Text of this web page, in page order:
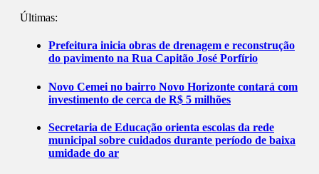
Últimas:
Prefeitura inicia obras de drenagem e reconstrução
do pavimento na Rua Capitão José Porfírio
Novo Cemei no bairro Novo Horizonte contará com
investimento de cerca de R$ 5 milhões
Secretaria de Educação orienta escolas da rede
municipal sobre cuidados durante período de baixa
umidade do ar